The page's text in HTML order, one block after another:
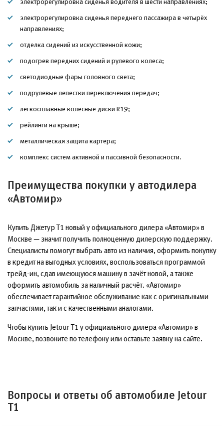
электрорегулировка сиденья переднего пассажира в четырёх
направлениях;
отделка сидений из искусственной кожи;
подогрев передних сидений и рулевого колеса;
светодиодные фары головного света;
подрулевые лепестки переключения передач;
легкосплавные колёсные диски R19;
рейлинги на крыше;
металлическая защита картера;
комплекс систем активной и пассивной безопасности.
Преимущества покупки у автодилера
«Автомир»
Купить Джетур Т1 новый у официального дилера «Автомир» в
Москве — значит получить полноценную дилерскую поддержку.
Специалисты помогут выбрать авто из наличия, оформить покупку
в кредит на выгодных условиях, воспользоваться программой
трейд-ин, сдав имеющуюся машину в зачёт новой, а также
оформить автомобиль за наличный расчёт. «Автомир»
обеспечивает гарантийное обслуживание как с оригинальными
запчастями, так и с качественными аналогами.
Чтобы купить Jetour T1 у официального дилера «Автомир» в
Москве, позвоните по телефону или оставьте заявку на сайте.
Вопросы и ответы об автомобиле Jetour
T1